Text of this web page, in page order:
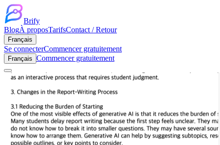
Brify
BlogÀ proposTarifsContact / Retour
Français
Se connecterCommencer gratuitement
Français Commencer gratuitement